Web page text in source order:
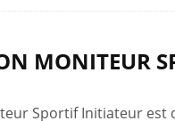
MONITEUR
Sportif Initiateur est